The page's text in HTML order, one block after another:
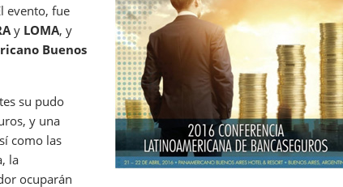
evento, fue
y LOMA, y
Buenos
su pudo
y una
como las
la
ocuparán